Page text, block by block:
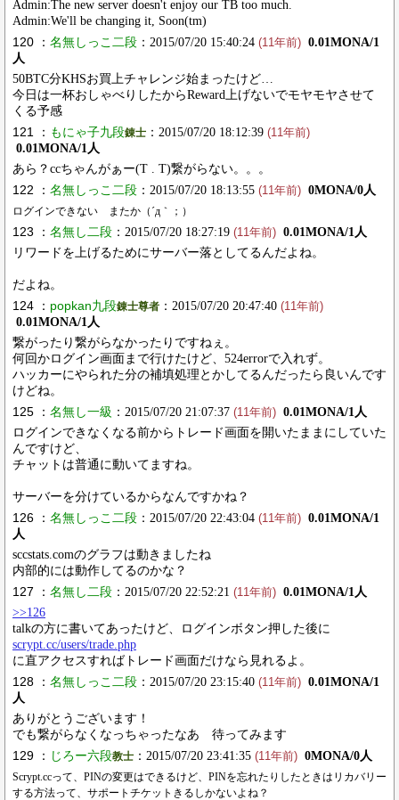
Admin:The new server doesn't enjoy our TB too much.
Admin:We'll be changing it, Soon(tm)
120 ： 名無しっこ二段 ：2015/07/20 15:40:24 (11年前) 0.01MONA/1
人
50BTC分KHSお買上チャレンジ始まったけど…
今日は一杯おしゃべりしたからReward上げないでモヤモヤさせて
くる予感
121 ： もにゃ子九段錬士 ：2015/07/20 18:12:39 (11年前)
0.01MONA/1人
あら？ccちゃんがぁー(T . T)繋がらない。。。
122 ： 名無しっこ二段 ：2015/07/20 18:13:55 (11年前) 0MONA/0人
ログインできない またか（´д｀；）
123 ： 名無し二段 ：2015/07/20 18:27:19 (11年前) 0.01MONA/1人
リワードを上げるためにサーバー落としてるんだよね。
だよね。
124 ： popkan九段錬士尊者 ：2015/07/20 20:47:40 (11年前)
0.01MONA/1人
繋がったり繋がらなかったりですねぇ。
何回かログイン画面まで行けたけど、524errorで入れず。
ハッカーにやられた分の補填処理とかしてるんだったら良いんです
けどね。
125 ： 名無し一級 ：2015/07/20 21:07:37 (11年前) 0.01MONA/1人
ログインできなくなる前からトレード画面を開いたままにしていた
んですけど、
チャットは普通に動いてますね。
サーバーを分けているからなんですかね？
126 ： 名無しっこ二段 ：2015/07/20 22:43:04 (11年前) 0.01MONA/1
人
sccstats.comのグラフは動きましたね
内部的には動作してるのかな？
127 ： 名無し二段 ：2015/07/20 22:52:21 (11年前) 0.01MONA/1人
>>126
talkの方に書いてあったけど、ログインボタン押した後に
scrypt.cc/users/trade.php
に直アクセスすればトレード画面だけなら見れるよ。
128 ： 名無しっこ二段 ：2015/07/20 23:15:40 (11年前) 0.01MONA/1
人
ありがとうございます！
でも繋がらなくなっちゃったなあ 待ってみます
129 ： じろー六段教士 ：2015/07/20 23:41:35 (11年前) 0MONA/0人
Scrypt.ccって、PINの変更はできるけど、PINを忘れたりしたときはリカバリー
する方法って、サポートチケットきるしかないよね？